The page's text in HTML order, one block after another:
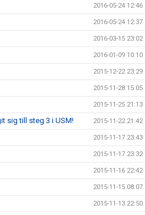
2016-05-24 12:46
2016-05-24 12:37
2016-03-15 23:02
2016-01-09 10:10
2015-12-22 23:29
2015-11-28 15:05
2015-11-25 21:13
sig till steg 3 i USM! 2015-11-22 21:42
2015-11-17 23:43
2015-11-17 23:32
2015-11-16 22:42
2015-11-15 08:07
2015-11-13 22:50